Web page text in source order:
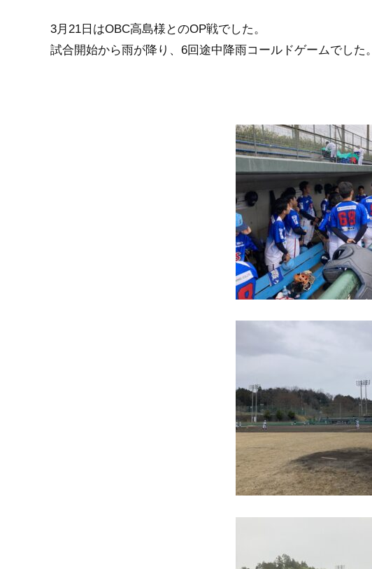
3月21日はOBC高島様とのOP戦でした。
試合開始から雨が降り、6回途中降雨コールドゲームでした。